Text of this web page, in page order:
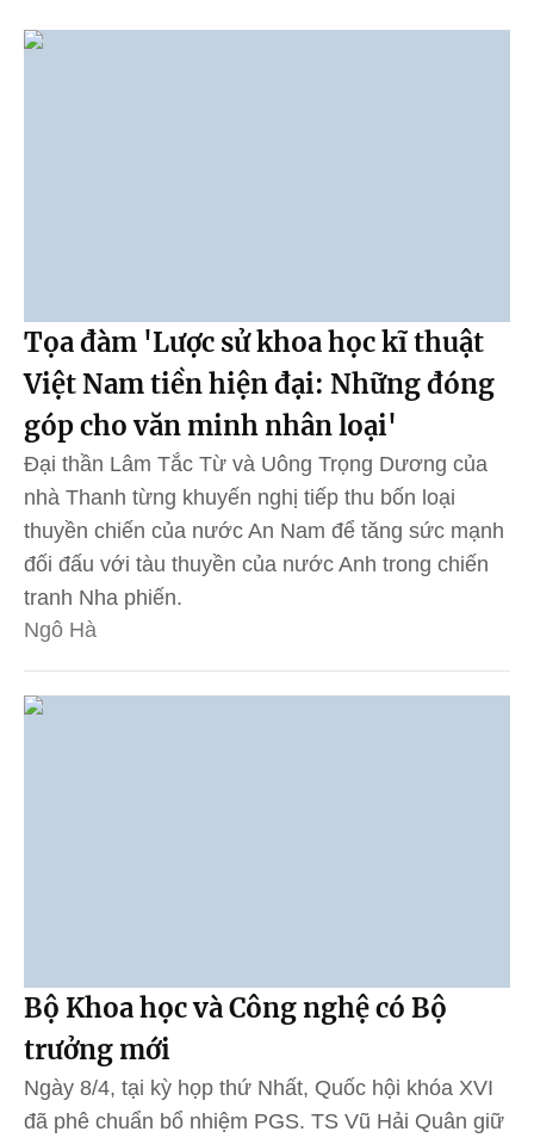
Tọa đàm 'Lược sử khoa học kĩ thuật
Việt Nam tiền hiện đại: Những đóng
góp cho văn minh nhân loại'
Đại thần Lâm Tắc Từ và Uông Trọng Dương của
nhà Thanh từng khuyến nghị tiếp thu bốn loại
thuyền chiến của nước An Nam để tăng sức mạnh
đối đấu với tàu thuyền của nước Anh trong chiến
tranh Nha phiến.
Ngô Hà
Bộ Khoa học và Công nghệ có Bộ
trưởng mới
Ngày 8/4, tại kỳ họp thứ Nhất, Quốc hội khóa XVI
đã phê chuẩn bổ nhiệm PGS. TS Vũ Hải Quân giữ